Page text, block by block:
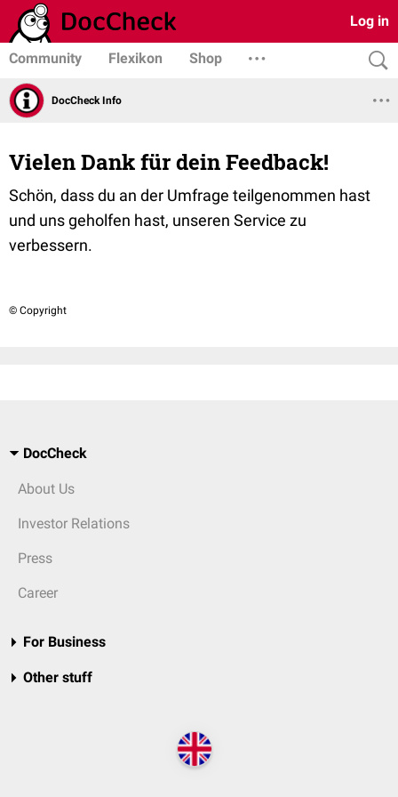
Log in
Community Flexikon Shop
DocCheck Info
Vielen Dank für dein Feedback!
Schön, dass du an der Umfrage teilgenommen hast
und uns geholfen hast, unseren Service zu
verbessern.
© Copyright
DocCheck
About Us
Investor Relations
Press
Career
For Business
Other stuff